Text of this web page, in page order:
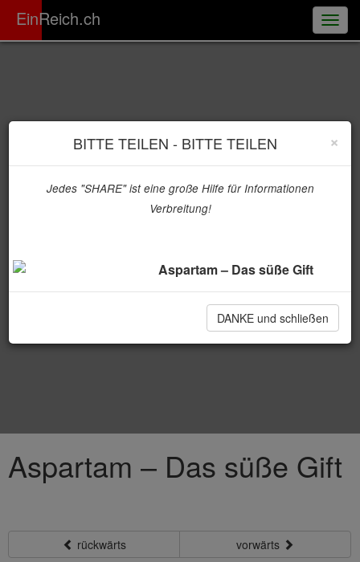
EinReich.ch
ER
Aspartam – Das süße Gift
rückwärts vorwärts
×
BITTE TEILEN - BITTE TEILEN
Jedes "SHARE" ist eine große Hilfe für Informationen
Verbreitung!
Aspartam – Das süße Gift
DANKE und schließen